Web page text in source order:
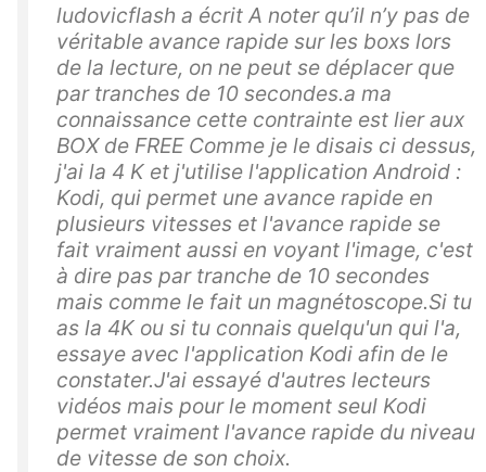
ludovicflash a écrit A noter qu’il n’y pas de
véritable avance rapide sur les boxs lors
de la lecture, on ne peut se déplacer que
par tranches de 10 secondes.a ma
connaissance cette contrainte est lier aux
BOX de FREE Comme je le disais ci dessus,
j'ai la 4 K et j'utilise l'application Android :
Kodi, qui permet une avance rapide en
plusieurs vitesses et l'avance rapide se
fait vraiment aussi en voyant l'image, c'est
à dire pas par tranche de 10 secondes
mais comme le fait un magnétoscope.Si tu
as la 4K ou si tu connais quelqu'un qui l'a,
essaye avec l'application Kodi afin de le
constater.J'ai essayé d'autres lecteurs
vidéos mais pour le moment seul Kodi
permet vraiment l'avance rapide du niveau
de vitesse de son choix.